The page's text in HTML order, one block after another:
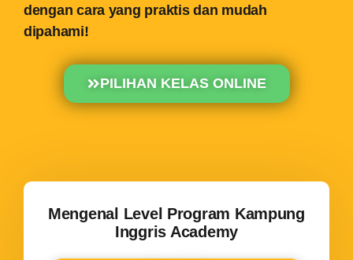
dengan cara yang praktis dan mudah
dipahami!
PILIHAN KELAS ONLINE
Mengenal Level Program Kampung
Inggris Academy